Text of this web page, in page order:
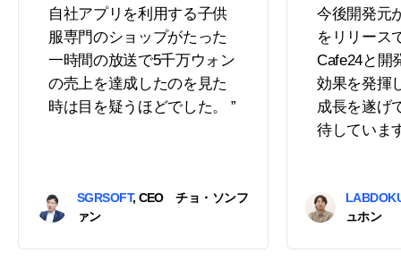
自社アプリを利用する子供
服専門のショップがたった
一時間の放送で5千万ウォン
の売上を達成したのを見た
時は目を疑うほどでした。
SGRSOFT CEO チョ・ソンフ
ァン
今後開発元
をリリース
Cafe24と開
効果を発揮
成長を遂げ
待していま
ュホン